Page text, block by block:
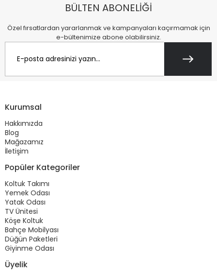
BÜLTEN ABONELİĞİ
Özel fırsatlardan yararlanmak ve kampanyaları kaçırmamak için
e-bültenimize abone olabilirsiniz.
Kurumsal
Hakkımızda
Blog
Mağazamız
İletişim
Popüler Kategoriler
Koltuk Takımı
Yemek Odası
Yatak Odası
TV Ünitesi
Köşe Koltuk
Bahçe Mobilyası
Düğün Paketleri
Giyinme Odası
Üyelik